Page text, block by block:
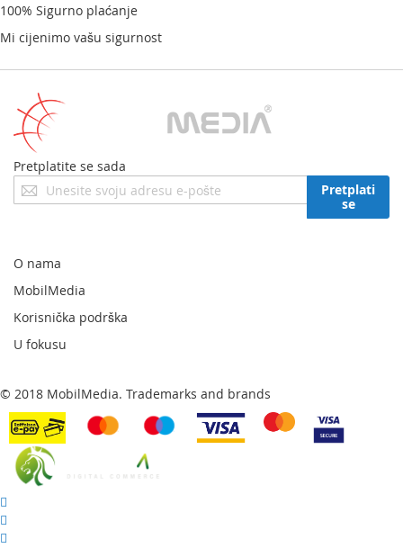
100% Sigurno plaćanje
Mi cijenimo vašu sigurnost
Pretplatite se sada
Prijavite
se
newsletter:
Pretplati
se
O nama
MobilMedia
Korisnička podrška
U fokusu
© 2018 MobilMedia. Trademarks and brands